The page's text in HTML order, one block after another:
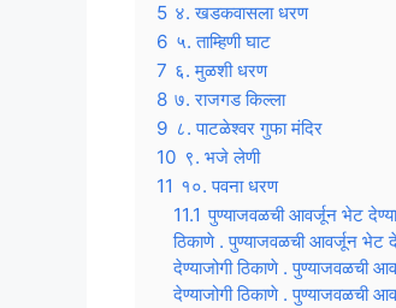
5 ४. खडकवासला धरण
6 ५. ताम्हिणी घाट
7 ६. मुळशी धरण
8 ७. राजगड किल्ला
9 ८. पाटळेश्वर गुफा मंदिर
10 ९. भजे लेणी
11 १०. पवना धरण
11.1 पुण्याजवळची आवर्जून भेट
ठिकाणे . पुण्याजवळची आवर्जून भेट
देण्याजोगी ठिकाणे . पुण्याजवळची
देण्याजोगी ठिकाणे . पुण्याजवळची